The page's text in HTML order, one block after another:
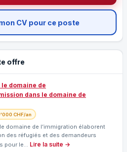
CV pour ce poste
offre
domaine de
dans le domaine de
CHF/an
domaine de l’immigration élaborent
des réfugiés et des demandeurs
pour le… Lire la suite →